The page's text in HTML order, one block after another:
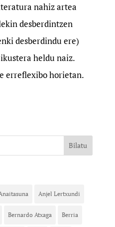
nahiz artea
desberdintzen
desberdindu ere)
heldu naiz.
erreflexibo horietan.
Anjel Lertxundi
Bernardo Atxaga Berria